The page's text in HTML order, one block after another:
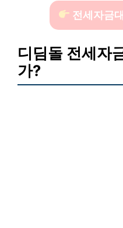
전세자금
디딤돌 전세자
가?